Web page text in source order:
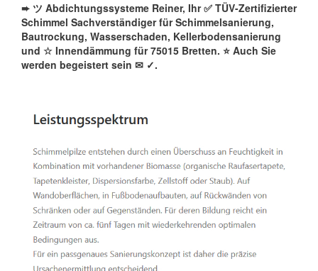
➨ ツ Abdichtungssysteme Reiner, Ihr ✅ TÜV-Zertifizierter
Schimmel Sachverständiger für Schimmelsanierung,
Bautrockung, Wasserschaden, Kellerbodensanierung
und ☆ Innendämmung für 75015 Bretten. ⭐ Auch Sie
werden begeistert sein ✉ ✓️.